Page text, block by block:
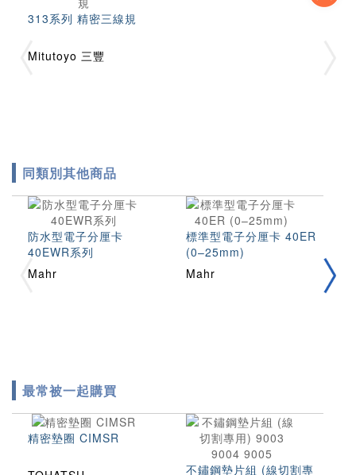
313系列 精密三線規
Mitutoyo 三豐
同類別其他商品
防水型電子分厘卡
40EWR系列
Mahr
標準型電子分厘卡 40ER
(0–25mm)
Mahr
最常被一起購買
精密墊圈 CIMSR
不鏽鋼墊片組 (線切割專